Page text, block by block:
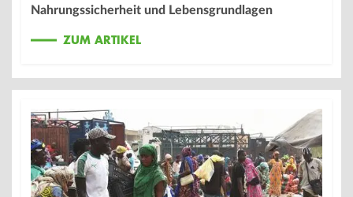
Nahrungssicherheit und Lebensgrundlagen
ZUM ARTIKEL